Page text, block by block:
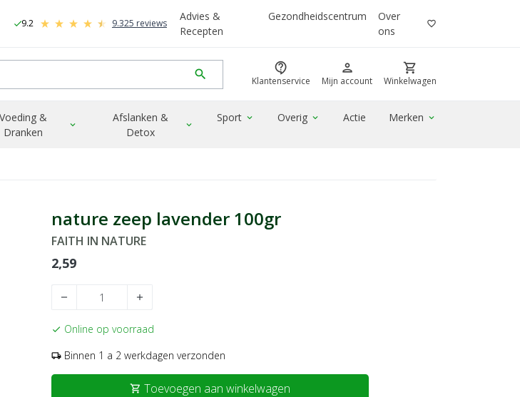
check9.2 9.325 reviews
Advies &
Recepten
Gezondheidscentrum
Over
ons
favorite_border
search contact_support
Klantenservice
person
Mijn account
shopping_cart
Winkelwagen
Voeding &
Dranken
expand_more
Afslanken &
Detox
expand_more
Sport expand_more Overig expand_more Actie Merken expand_more
nature zeep lavender 100gr
FAITH IN NATURE
2,59
remove add
check Online op voorraad
local_shipping Binnen 1 a 2 werkdagen verzonden
shopping_cart Toevoegen aan winkelwagen